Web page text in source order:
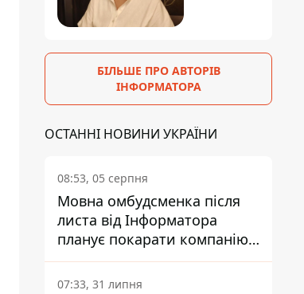
БІЛЬШЕ ПРО АВТОРІВ
ІНФОРМАТОРА
ОСТАННІ НОВИНИ УКРАЇНИ
08:53, 05 серпня
Мовна омбудсменка після
листа від Інформатора
планує покарати компанію-
підрядника ПриватБанку
07:33, 31 липня